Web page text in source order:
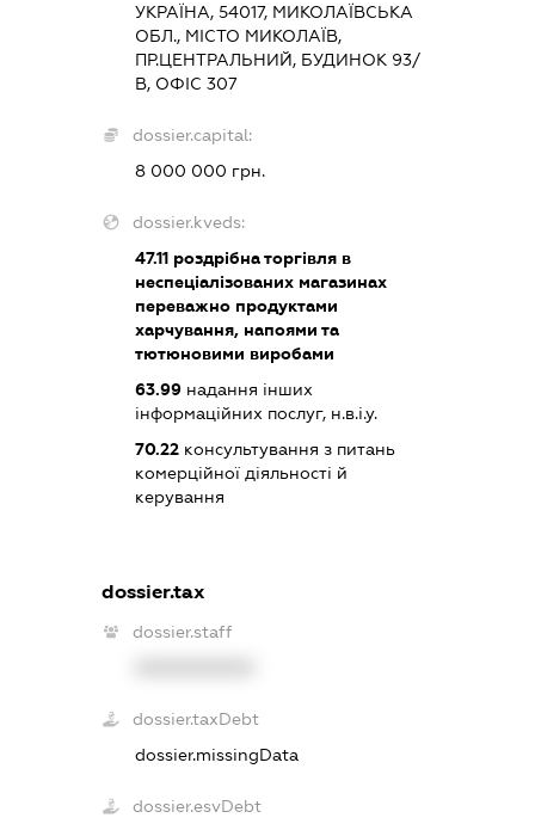
УКРАЇНА, 54017, МИКОЛАЇВСЬКА
ОБЛ., МІСТО МИКОЛАЇВ,
ПР.ЦЕНТРАЛЬНИЙ, БУДИНОК 93/
В, ОФІС 307
dossier.capital:
8 000 000 грн.
dossier.kveds:
47.11роздрібна торгівля в
неспеціалізованих магазинах
переважно продуктами
харчування, напоями та
тютюновими виробами
63.99надання інших
інформаційних послуг, н.в.і.у.
70.22консультування з питань
комерційної діяльності й
керування
dossier.tax
dossier.staff
dossier.taxDebt
dossier.missingData
dossier.esvDebt